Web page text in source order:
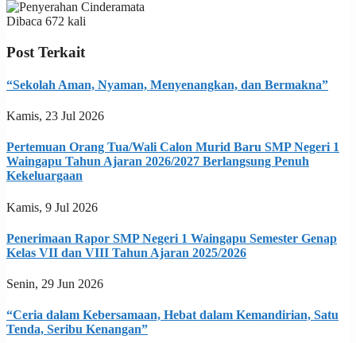
Dibaca 672 kali
Post Terkait
“Sekolah Aman, Nyaman, Menyenangkan, dan Bermakna”
Kamis, 23 Jul 2026
Pertemuan Orang Tua/Wali Calon Murid Baru SMP Negeri 1
Waingapu Tahun Ajaran 2026/2027 Berlangsung Penuh
Kekeluargaan
Kamis, 9 Jul 2026
Penerimaan Rapor SMP Negeri 1 Waingapu Semester Genap
Kelas VII dan VIII Tahun Ajaran 2025/2026
Senin, 29 Jun 2026
“Ceria dalam Kebersamaan, Hebat dalam Kemandirian, Satu
Tenda, Seribu Kenangan”